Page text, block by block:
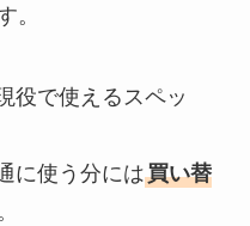
。
役で使えるスペッ
に使う分には買い替